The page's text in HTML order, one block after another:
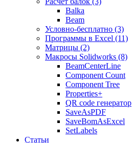
Balka
Beam
Условно-бесплатно (3)
Программы в Excel (11)
Матрицы (2)
Макросы Solidworks (8)
BeamCenterLine
Component Count
Component Tree
Properties+
QR code генератор
SaveAsPDF
SaveBomAsExcel
SetLabels
Статьи